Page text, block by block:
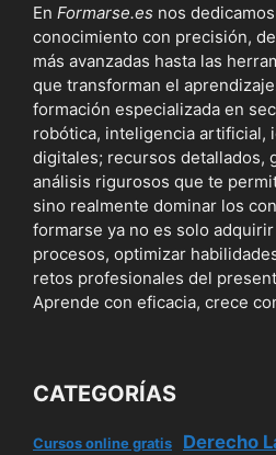
En Formarse.es nos
conocimiento con precisión,
más avanzadas hasta las
que transforman el
formación especializada en
robótica, inteligencia artificial,
digitales; recursos detallados,
análisis rigurosos que te
sino realmente dominar los
formarse ya no es solo
procesos, optimizar
retos profesionales del
Aprende con eficacia, crece
CATEGORÍAS
Cursos online gratis Derecho